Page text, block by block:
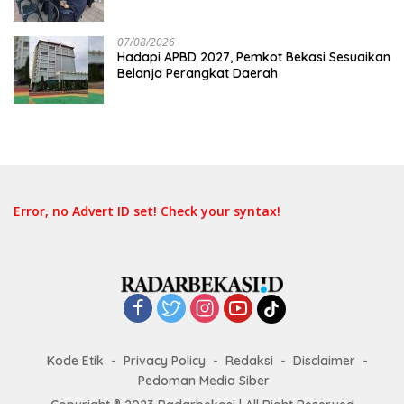
07/08/2026
Hadapi APBD 2027, Pemkot Bekasi Sesuaikan
Belanja Perangkat Daerah
Error, no Advert ID set! Check your syntax!
Kode Etik Privacy Policy Redaksi
Disclaimer
Pedoman Media Siber